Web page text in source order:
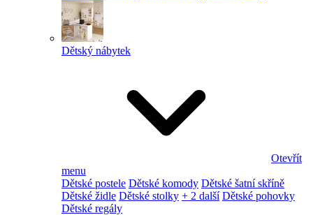
Dětský nábytek
Otevřít
menu
Dětské postele Dětské komody Dětské šatní skříně
Dětské židle Dětské stolky + 2 další Dětské pohovky
Dětské regály